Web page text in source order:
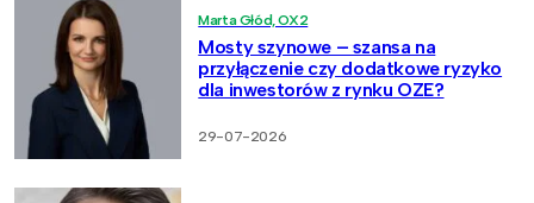
Marta Głód, OX2
Mosty szynowe – szansa na
przyłączenie czy dodatkowe ryzyko
dla inwestorów z rynku OZE?
29-07-2026